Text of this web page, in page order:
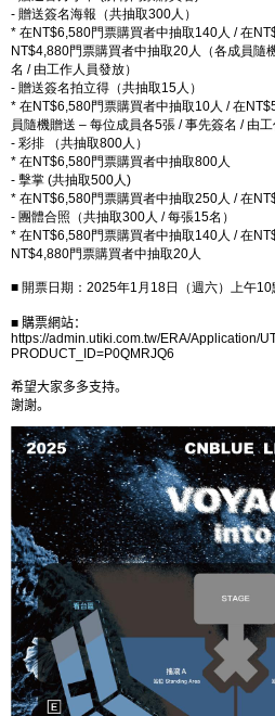
- 贈送簽名海報（共抽取300人）
* 在NT$6,580門票購買者中抽取140人 /在
NT$4,880門票購買者中抽取20人（各成員隨
名 / 由工作人員發放）
- 贈送簽名拍立得（共抽取15人）
* 在NT$6,580門票購買者中抽取10人 /在
員隨機贈送 – 每位成員各5張 /事先簽名 / 由工
- 彩排 （共抽取800人）
* 在NT$6,580門票購買者中抽取800人
- 擊掌 (共抽取500人)
* 在NT$6,580門票購買者中抽取250人 /在
- 團體合照（共抽取300人 /每張15名）
* 在NT$6,580門票購買者中抽取140人 /在
NT$4,880門票購買者中抽取20人
■ 開票日期： 2025年1 月 18日（週六）上午10
■ 購票網站：
https://admin.utiki.com.tw/ERA/Application/
PRODUCT_ID=P0QMRJQ6
希望大家多多支持。
謝謝。